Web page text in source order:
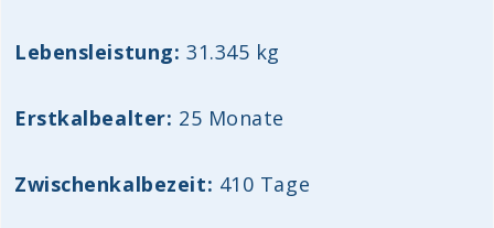
Lebensleistung: 31.345 kg
Erstkalbealter: 25 Monate
Zwischenkalbezeit: 410 Tage